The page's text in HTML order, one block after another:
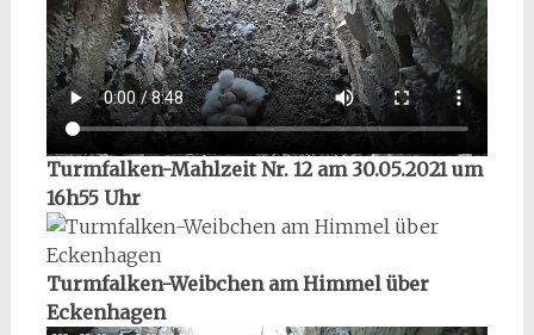
Turmfalken-Mahlzeit Nr. 12 am 30.05.2021 um
16h55 Uhr
Turmfalken-Weibchen am Himmel über
Eckenhagen